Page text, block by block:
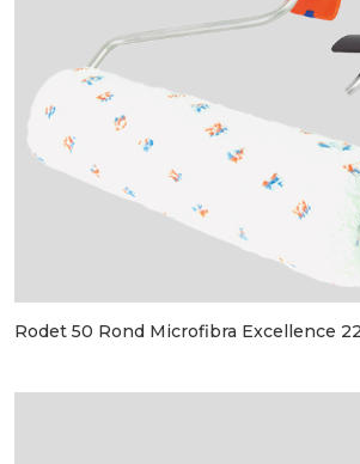
Rodet 50 Rond Microfibra Excellence